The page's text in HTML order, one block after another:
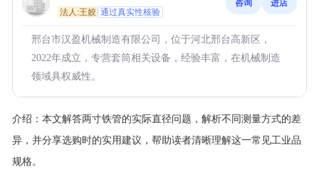
法人:王姣 通过真实性核验
咨询 进店
邢台市汉盈机械制造有限公司，位于河北邢台高新区，
2022年成立，专营套筒相关设备，经验丰富，在机械制造
领域具权威性。
介绍： 本文解答两寸铁管的实际直径问题，解析不同测量方式的差
异，并分享选购时的实用建议，帮助读者清晰理解这一常见工业品
规格。